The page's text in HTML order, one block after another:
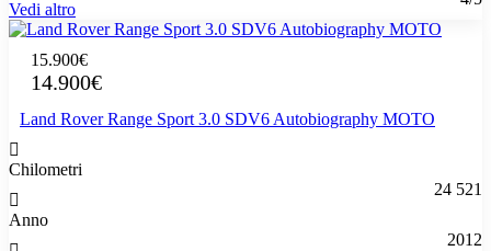
Vedi altro
15.900€
14.900€
Land Rover Range Sport 3.0 SDV6 Autobiography MOTO
Chilometri
24 521
Anno
2012